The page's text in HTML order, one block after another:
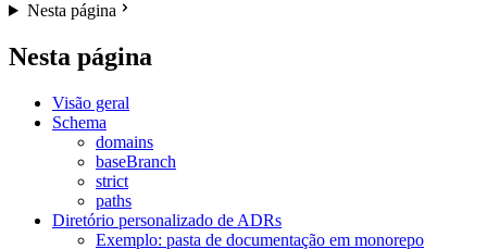
Nesta página
Nesta página
Visão geral
Schema
domains
baseBranch
strict
paths
Diretório personalizado de ADRs
Exemplo: pasta de documentação em monorepo